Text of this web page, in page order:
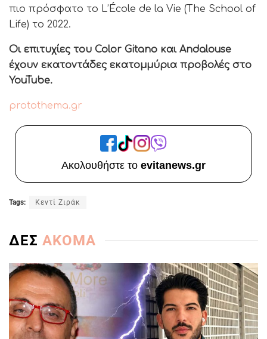
πιο πρόσφατο το L’École de la Vie (The School of
Life) το 2022.
Οι επιτυχίες του Color Gitano και Andalouse
έχουν εκατοντάδες εκατομμύρια προβολές στο
YouTube.
protothema.gr
Ακολουθήστε το evitanews.gr
Tags: Κεντί Ζιράκ
ΔΕΣ ΑΚΟΜΑ